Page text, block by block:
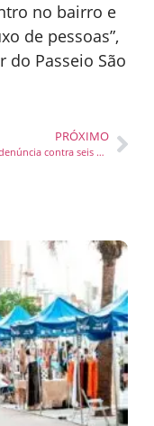
no bairro e
de pessoas”,
do Passeio São
PRÓXIMO
Recebida denúncia contra seis prefeitos investigados na Operação Fundraising